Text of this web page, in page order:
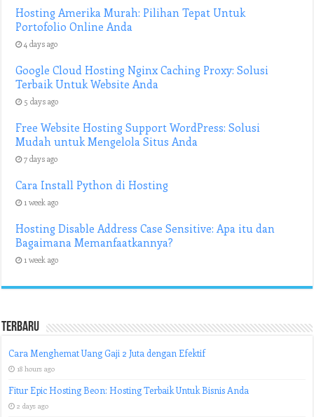
Hosting Amerika Murah: Pilihan Tepat Untuk
Portofolio Online Anda
4 days ago
Google Cloud Hosting Nginx Caching Proxy: Solusi
Terbaik Untuk Website Anda
5 days ago
Free Website Hosting Support WordPress: Solusi
Mudah untuk Mengelola Situs Anda
7 days ago
Cara Install Python di Hosting
1 week ago
Hosting Disable Address Case Sensitive: Apa itu dan
Bagaimana Memanfaatkannya?
1 week ago
Terbaru
Cara Menghemat Uang Gaji 2 Juta dengan Efektif
18 hours ago
Fitur Epic Hosting Beon: Hosting Terbaik Untuk Bisnis Anda
2 days ago